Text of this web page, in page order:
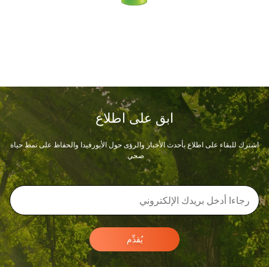
ابق على اطلاع
اشترك للبقاء على اطلاع بأحدث الأخبار والرؤى حول الأيورفيدا والحفاظ على نمط حياة
صحي.
يُقدِّم